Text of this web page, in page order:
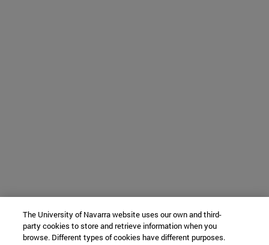
The University of Navarra website uses our own and third-
party cookies to store and retrieve information when you
browse. Different types of cookies have different purposes.